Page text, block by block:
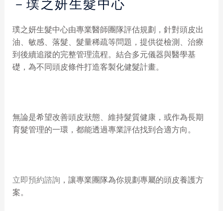
－璞之妍生髮中心
璞之妍生髮中心由專業醫師團隊評估規劃，針對頭皮出
油、敏感、落髮、髮量稀疏等問題，提供從檢測、治療
到後續追蹤的完整管理流程。結合多元儀器與醫學基
礎，為不同頭皮條件打造客製化健髮計畫。
無論是希望改善頭皮狀態、維持髮質健康，或作為長期
育髮管理的一環，都能透過專業評估找到合適方向。
立即預約諮詢 ，讓專業團隊為你規劃專屬的頭皮養護方
案。